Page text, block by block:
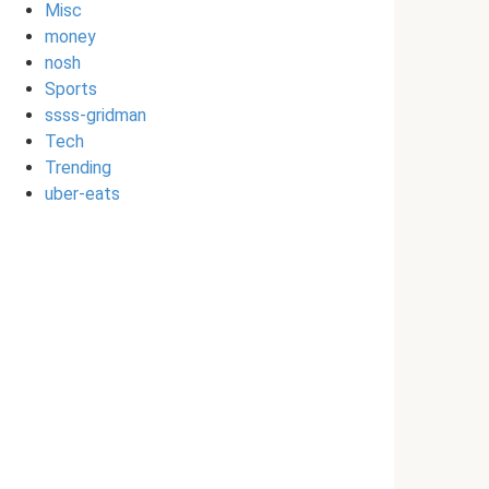
Misc
money
nosh
Sports
ssss-gridman
Tech
Trending
uber-eats